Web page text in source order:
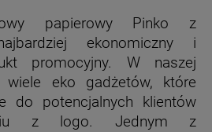
papierowy Pinko z
ekonomiczny i
promocyjny. W naszej
wiele eko gadżetów, które
do potencjalnych klientów
z logo. Jednym z